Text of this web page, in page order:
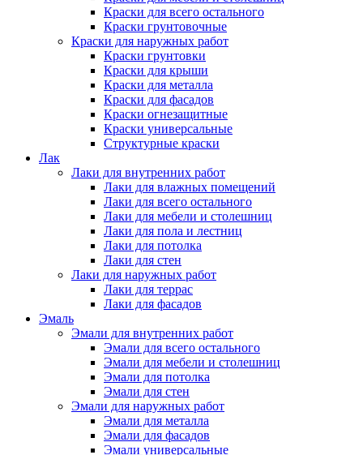
Краски для всего остального
Краски грунтовочные
Краски для наружных работ
Краски грунтовки
Краски для крыши
Краски для металла
Краски для фасадов
Краски огнезащитные
Краски универсальные
Структурные краски
Лак
Лаки для внутренних работ
Лаки для влажных помещений
Лаки для всего остального
Лаки для мебели и столешниц
Лаки для пола и лестниц
Лаки для потолка
Лаки для стен
Лаки для наружных работ
Лаки для террас
Лаки для фасадов
Эмаль
Эмали для внутренних работ
Эмали для всего остального
Эмали для мебели и столешниц
Эмали для потолка
Эмали для стен
Эмали для наружных работ
Эмали для металла
Эмали для фасадов
Эмали универсальные